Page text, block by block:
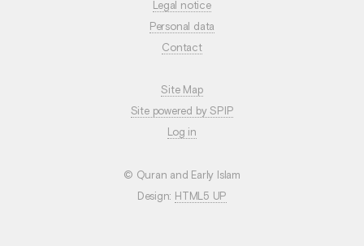
Legal notice
Personal data
Contact
Site Map
Site powered by SPIP
Log in
© Quran and Early Islam
Design: HTML5 UP